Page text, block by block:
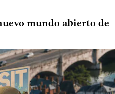
mundo abierto de